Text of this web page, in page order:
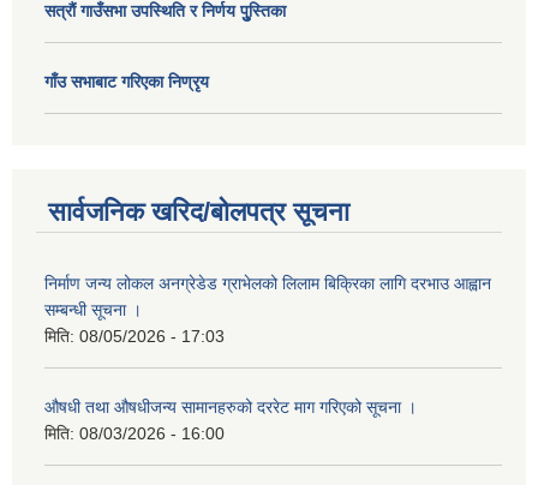
सत्राैं गाउँसभा उपस्थिति र निर्णय पुु्स्तिका
गाँउ सभाबाट गरिएका निण्रृय
सार्वजनिक खरिद/बोलपत्र सूचना
निर्माण जन्य लोकल अनग्रेडेड ग्राभेलको लिलाम बिक्रिका लागि दरभाउ आह्वान
सम्बन्धी सूचना ।
मिति: 08/05/2026 - 17:03
औषधी तथा औषधीजन्य सामानहरुको दररेट माग गरिएको सूचना ।
मिति: 08/03/2026 - 16:00